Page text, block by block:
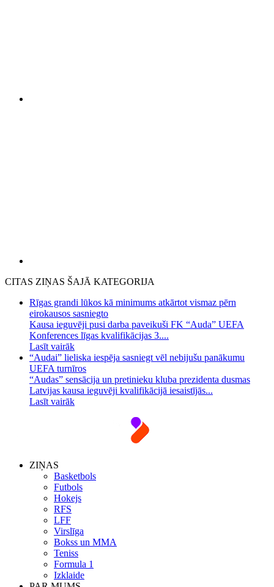
CITAS ZIŅAS ŠAJĀ KATEGORIJA
Rīgas grandi lūkos kā minimums atkārtot vismaz pērn
eirokausos sasniegto
Kausa ieguvēji pusi darba paveikuši FK “Auda” UEFA
Konferences līgas kvalifikācijas 3....
Lasīt vairāk
“Audai” lieliska iespēja sasniegt vēl nebijušu panākumu
UEFA turnīros
“Audas” sensācija un pretinieku kluba prezidenta dusmas
Latvijas kausa ieguvēji kvalifikācijā iesaistījās...
Lasīt vairāk
ZIŅAS
Basketbols
Futbols
Hokejs
RFS
LFF
Virslīga
Bokss un MMA
Teniss
Formula 1
Izklaide